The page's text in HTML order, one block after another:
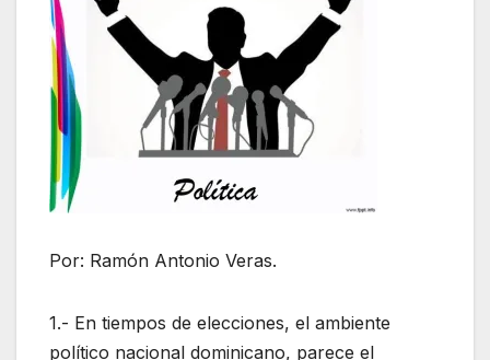
Por: Ramón Antonio Veras.
1.- En tiempos de elecciones, el ambiente
político nacional dominicano, parece el